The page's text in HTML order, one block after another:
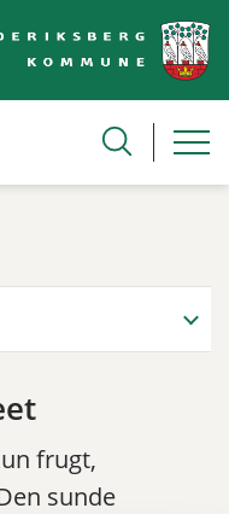
frugt,
sunde